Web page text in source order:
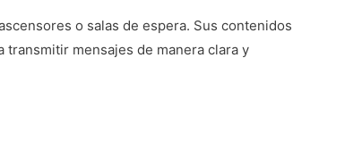
o salas de espera. Sus contenidos
transmitir mensajes de manera clara y